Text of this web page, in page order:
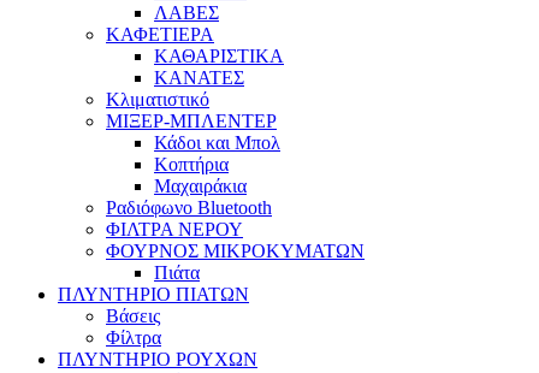
ΛΑΒΕΣ
ΚΑΦΕΤΙΕΡΑ
ΚΑΘΑΡΙΣΤΙΚΑ
ΚΑΝΑΤΕΣ
Κλιματιστικό
ΜΙΞΕΡ-ΜΠΛΕΝΤΕΡ
Κάδοι και Μπολ
Κοπτήρια
Μαχαιράκια
Ραδιόφωνο Bluetooth
ΦΙΛΤΡΑ ΝΕΡΟΥ
ΦΟΥΡΝΟΣ ΜΙΚΡΟΚΥΜΑΤΩΝ
Πιάτα
ΠΛΥΝΤΗΡΙΟ ΠΙΑΤΩΝ
Βάσεις
Φίλτρα
ΠΛΥΝΤΗΡΙΟ ΡΟΥΧΩΝ